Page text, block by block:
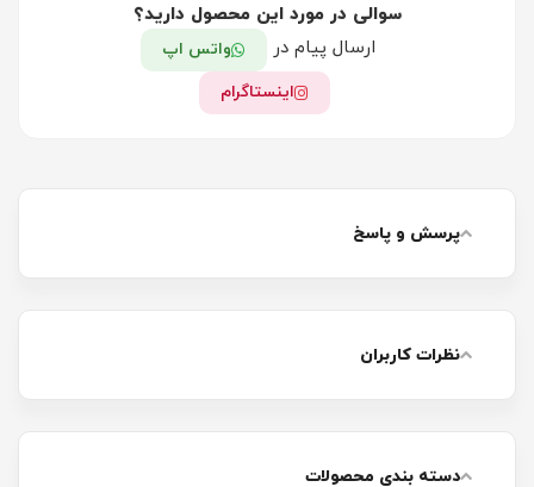
سوالی در مورد این محصول دارید؟
ارسال پیام در
واتس اپ
اینستاگرام
پرسش و پاسخ
نظرات کاربران
دسته بندی محصولات